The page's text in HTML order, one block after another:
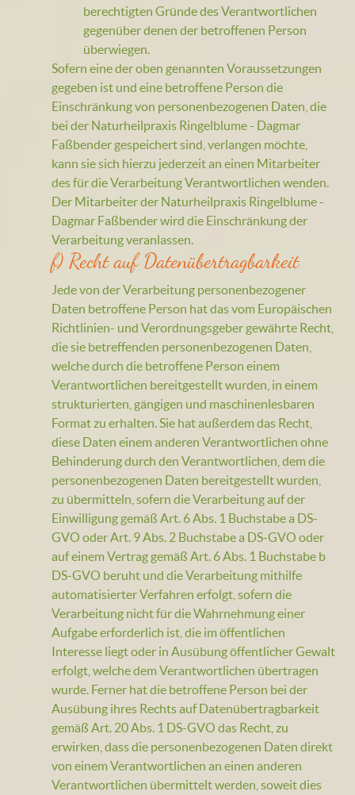
berechtigten Gründe des Verantwortlichen
gegenüber denen der betroffenen Person
überwiegen.
Sofern eine der oben genannten Voraussetzungen
gegeben ist und eine betroffene Person die
Einschränkung von personenbezogenen Daten, die
bei der Naturheilpraxis Ringelblume - Dagmar
Faßbender gespeichert sind, verlangen möchte,
kann sie sich hierzu jederzeit an einen Mitarbeiter
des für die Verarbeitung Verantwortlichen wenden.
Der Mitarbeiter der Naturheilpraxis Ringelblume -
Dagmar Faßbender wird die Einschränkung der
Verarbeitung veranlassen.
f) Recht auf Datenübertragbarkeit
Jede von der Verarbeitung personenbezogener
Daten betroffene Person hat das vom Europäischen
Richtlinien- und Verordnungsgeber gewährte Recht,
die sie betreffenden personenbezogenen Daten,
welche durch die betroffene Person einem
Verantwortlichen bereitgestellt wurden, in einem
strukturierten, gängigen und maschinenlesbaren
Format zu erhalten. Sie hat außerdem das Recht,
diese Daten einem anderen Verantwortlichen ohne
Behinderung durch den Verantwortlichen, dem die
personenbezogenen Daten bereitgestellt wurden,
zu übermitteln, sofern die Verarbeitung auf der
Einwilligung gemäß Art. 6 Abs. 1 Buchstabe a DS-
GVO oder Art. 9 Abs. 2 Buchstabe a DS-GVO oder
auf einem Vertrag gemäß Art. 6 Abs. 1 Buchstabe b
DS-GVO beruht und die Verarbeitung mithilfe
automatisierter Verfahren erfolgt, sofern die
Verarbeitung nicht für die Wahrnehmung einer
Aufgabe erforderlich ist, die im öffentlichen
Interesse liegt oder in Ausübung öffentlicher Gewalt
erfolgt, welche dem Verantwortlichen übertragen
wurde. Ferner hat die betroffene Person bei der
Ausübung ihres Rechts auf Datenübertragbarkeit
gemäß Art. 20 Abs. 1 DS-GVO das Recht, zu
erwirken, dass die personenbezogenen Daten direkt
von einem Verantwortlichen an einen anderen
Verantwortlichen übermittelt werden, soweit dies